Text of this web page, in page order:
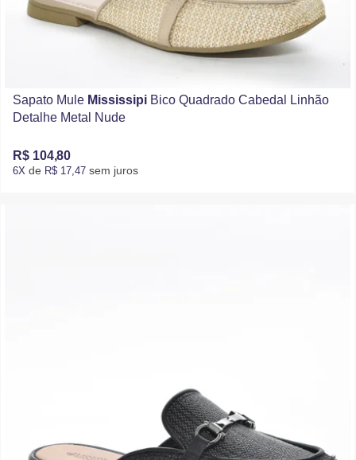
Sapato Mule Mississipi Bico Quadrado Cabedal Linhão
Detalhe Metal Nude
R$ 104,80
6X de R$ 17,47 sem juros